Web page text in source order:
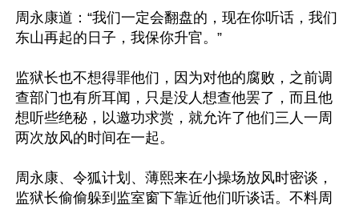
周永康道：“我们一定会翻盘的，现在你听话，我们
东山再起的日子，我保你升官。”
监狱长也不想得罪他们，因为对他的腐败，之前调
查部门也有所耳闻，只是没人想查他罢了，而且他
想听些绝秘，以邀功求赏，就允许了他们三人一周
两次放风的时间在一起。
周永康、令狐计划、薄熙来在小操场放风时密谈，
监狱长偷偷躲到监室窗下靠近他们听谈话。不料周